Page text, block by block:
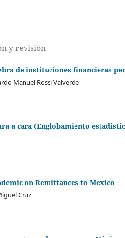
y revisión
de instituciones financieras
Manuel Rossi Valverde
a cara (Englobamiento
on Remittances to Mexico
Cruz